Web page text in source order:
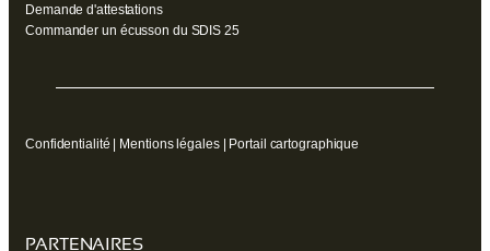
Demande d'attestations
Commander un écusson du SDIS 25
Confidentialité | Mentions légales| Portail cartographique
PARTENAIRES